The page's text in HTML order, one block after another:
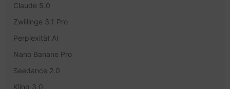
Claude 5.0
Zwillinge 3.1 Pro
Perplexität AI
Nano Banane Pro
Seedance 2.0
Kling 3.0